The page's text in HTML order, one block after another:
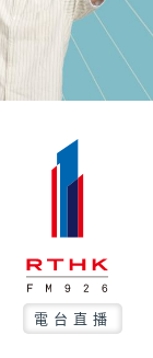
電台直播